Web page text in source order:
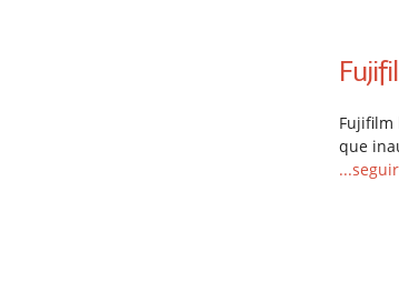
Fujifilm
que